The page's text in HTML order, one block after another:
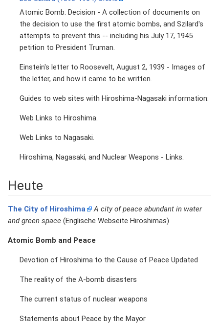
Atomic Bomb: Decision - A collection of documents on
the decision to use the first atomic bombs, and Szilard's
attempts to prevent this -- including his July 17, 1945
petition to President Truman.
Einstein's letter to Roosevelt, August 2, 1939 - Images of
the letter, and how it came to be written.
Guides to web sites with Hiroshima-Nagasaki information:
Web Links to Hiroshima.
Web Links to Nagasaki.
Hiroshima, Nagasaki, and Nuclear Weapons - Links.
Heute
The City of Hiroshima
A city of peace abundant in water
and green space (Englische Webseite Hiroshimas)
Atomic Bomb and Peace
Devotion of Hiroshima to the Cause of Peace Updated
The reality of the A-bomb disasters
The current status of nuclear weapons
Statements about Peace by the Mayor